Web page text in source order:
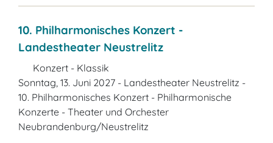
10. Philharmonisches Konzert -
Landestheater Neustrelitz
Konzert - Klassik
Sonntag, 13. Juni 2027 - Landestheater Neustrelitz -
10. Philharmonisches Konzert - Philharmonische
Konzerte - Theater und Orchester
Neubrandenburg/Neustrelitz